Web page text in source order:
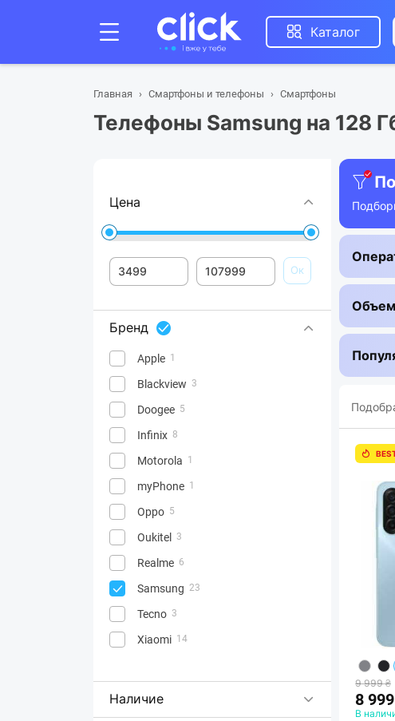
Каталог
Главная Смартфоны и телефоны Смартфоны
Телефоны Samsung на 128
Цена
Ок
Бренд
Apple 1
Blackview 3
Doogee 5
Infinix 8
Motorola 1
myPhone 1
Oppo 5
Oukitel 3
Realme 6
Samsung 23
Tecno 3
Xiaomi 14
Наличие
Объем
9 999 ₴
8
В